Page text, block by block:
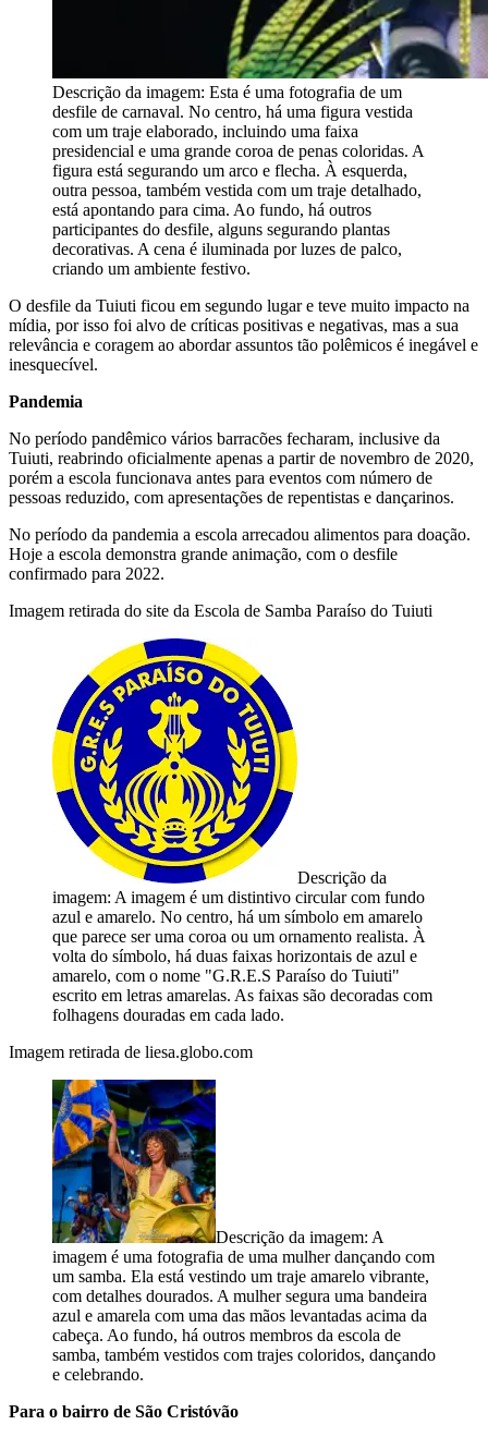
Descrição da imagem: Esta é uma fotografia de um
desfile de carnaval. No centro, há uma figura vestida
com um traje elaborado, incluindo uma faixa
presidencial e uma grande coroa de penas coloridas. A
figura está segurando um arco e flecha. À esquerda,
outra pessoa, também vestida com um traje detalhado,
está apontando para cima. Ao fundo, há outros
participantes do desfile, alguns segurando plantas
decorativas. A cena é iluminada por luzes de palco,
criando um ambiente festivo.
O desfile da Tuiuti ficou em segundo lugar e teve muito impacto na
mídia, por isso foi alvo de críticas positivas e negativas, mas a sua
relevância e coragem ao abordar assuntos tão polêmicos é inegável e
inesquecível.
Pandemia
No período pandêmico vários barracões fecharam, inclusive da
Tuiuti, reabrindo oficialmente apenas a partir de novembro de 2020,
porém a escola funcionava antes para eventos com número de
pessoas reduzido, com apresentações de repentistas e dançarinos.
No período da pandemia a escola arrecadou alimentos para doação.
Hoje a escola demonstra grande animação, com o desfile
confirmado para 2022.
Imagem retirada do site da Escola de Samba Paraíso do Tuiuti
Descrição da
imagem: A imagem é um distintivo circular com fundo
azul e amarelo. No centro, há um símbolo em amarelo
que parece ser uma coroa ou um ornamento realista. À
volta do símbolo, há duas faixas horizontais de azul e
amarelo, com o nome "G.R.E.S Paraíso do Tuiuti"
escrito em letras amarelas. As faixas são decoradas com
folhagens douradas em cada lado.
Imagem retirada de liesa.globo.com
Descrição da imagem: A
imagem é uma fotografia de uma mulher dançando com
um samba. Ela está vestindo um traje amarelo vibrante,
com detalhes dourados. A mulher segura uma bandeira
azul e amarela com uma das mãos levantadas acima da
cabeça. Ao fundo, há outros membros da escola de
samba, também vestidos com trajes coloridos, dançando
e celebrando.
Para o bairro de São Cristóvão